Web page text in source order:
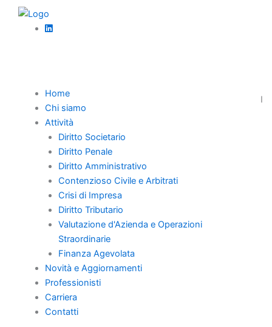
Home
Chi siamo
Attività
Diritto Societario
Diritto Penale
Diritto Amministrativo
Contenzioso Civile e Arbitrati
Crisi di Impresa
Diritto Tributario
Valutazione d'Azienda e Operazioni
Straordinarie
Finanza Agevolata
Novità e Aggiornamenti
Professionisti
Carriera
Contatti
La Corte di Cassazione – ordinanza n. 30725 del 2023 Sez. I
Civile – ha ribadito un principio cardine in materia di diritto
societario, fornendo una chiave interpretativa.
Home
Chi Siamo
Novità e Aggiornamenti
Carriera
Contatti